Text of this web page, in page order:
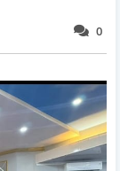
0